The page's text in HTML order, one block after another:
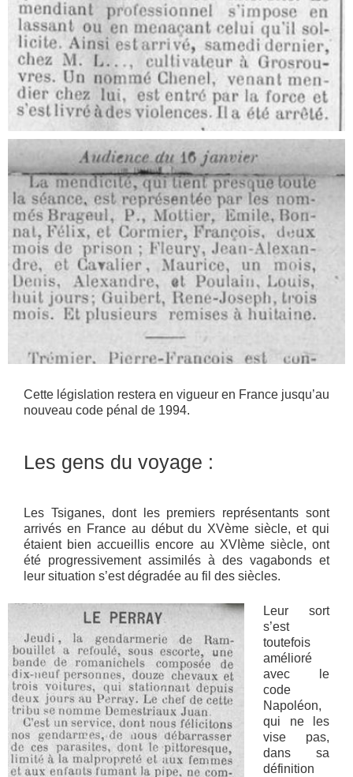
Cette législation restera en vigueur en France jusqu’au
nouveau code pénal de 1994.
Les gens du voyage :
Les Tsiganes, dont les premiers représentants sont
arrivés en France au début du XVème siècle, et qui
étaient bien accueillis encore au XVIème siècle, ont
été progressivement assimilés à des vagabonds et
leur situation s’est dégradée au fil des siècles.
Leur sort
s’est
toutefois
amélioré
avec le
code
Napoléon,
qui ne les
vise pas,
dans sa
définition